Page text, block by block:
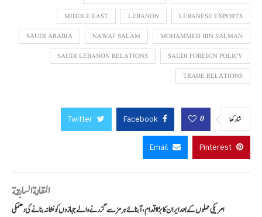
LEBANESE EXPORTS
LEBANON
MIDDLE EAST
MOHAMMED BIN SALMAN
NAWAF SALAM
SAUDI ARABIA
SAUDI FOREIGN POLICY
SAUDI LEBANON RELATIONS
TRADE RELATIONS
شاركها 0
Facebook
Twitter
Pinterest
Email
المقالة السابقة
امریکی حملوں کے بعد ایران کا بڑا اقدام، آبنائے ہرمز سے گزرنے والے جہازوں کو نشانہ بنانے کی دھمکی